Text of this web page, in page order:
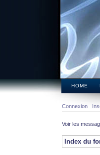
HOME
Connexion
Voir les
Index du